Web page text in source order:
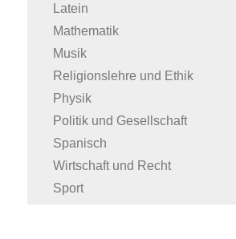
Latein
Mathematik
Musik
Religionslehre und Ethik
Physik
Politik und Gesellschaft
Spanisch
Wirtschaft und Recht
Sport